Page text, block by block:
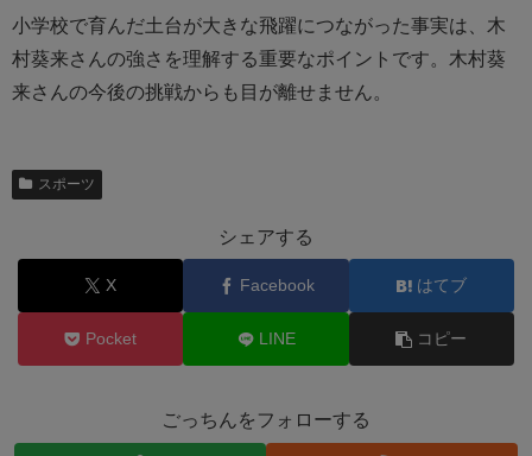
小学校で育んだ土台が大きな飛躍につながった事実は、木
村葵来さんの強さを理解する重要なポイントです。木村葵
来さんの今後の挑戦からも目が離せません。
スポーツ
シェアする
X Facebook はてブ
Pocket LINE コピー
ごっちんをフォローする